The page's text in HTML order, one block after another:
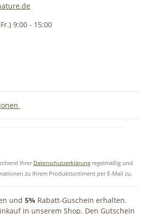
9:00 - 15:00
Ihrer Datenschutzerklärung regelmäßig und
zu Ihrem Produktsortiment per E-Mail zu.
und 5% Rabatt-Guschein erhalten.
in unserem Shop. Den Gutschein